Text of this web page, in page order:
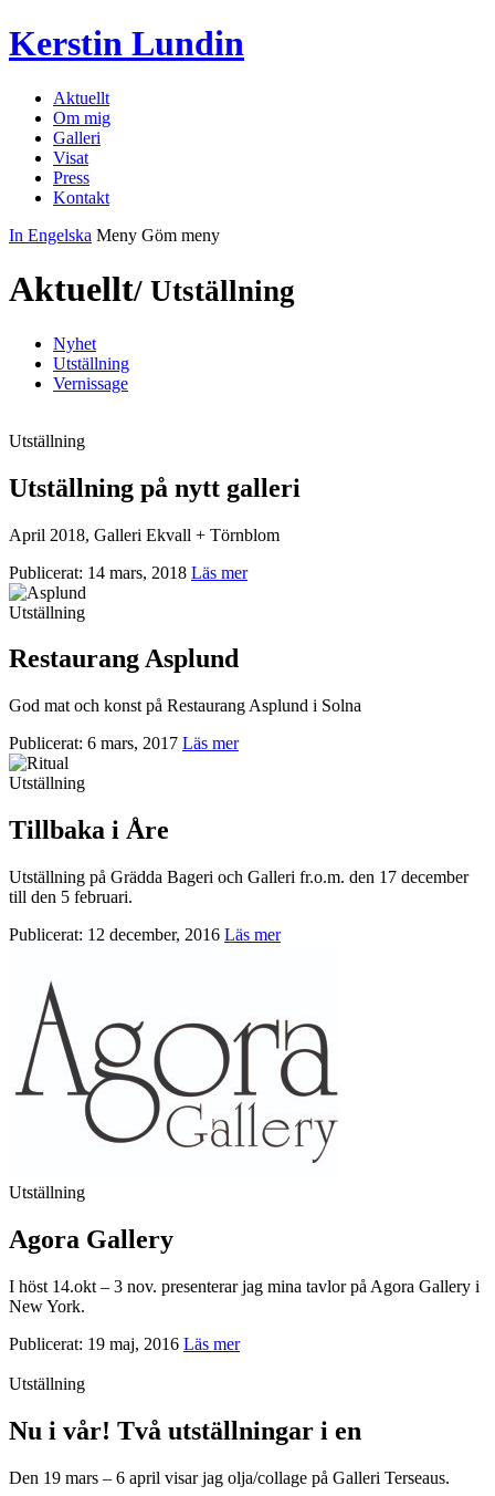
Kerstin Lundin
Aktuellt
Om mig
Galleri
Visat
Press
Kontakt
In Engelska Meny Göm meny
Aktuellt/ Utställning
Nyhet
Utställning
Vernissage
Utställning
Utställning på nytt galleri
April 2018, Galleri Ekvall + Törnblom
Publicerat: 14 mars, 2018 Läs mer
Utställning
Restaurang Asplund
God mat och konst på Restaurang Asplund i Solna
Publicerat: 6 mars, 2017 Läs mer
Utställning
Tillbaka i Åre
Utställning på Grädda Bageri och Galleri fr.o.m. den 17 december
till den 5 februari.
Publicerat: 12 december, 2016 Läs mer
Utställning
Agora Gallery
I höst 14.okt – 3 nov. presenterar jag mina tavlor på Agora Gallery i
New York.
Publicerat: 19 maj, 2016 Läs mer
Utställning
Nu i vår! Två utställningar i en
Den 19 mars – 6 april visar jag olja/collage på Galleri Terseaus.